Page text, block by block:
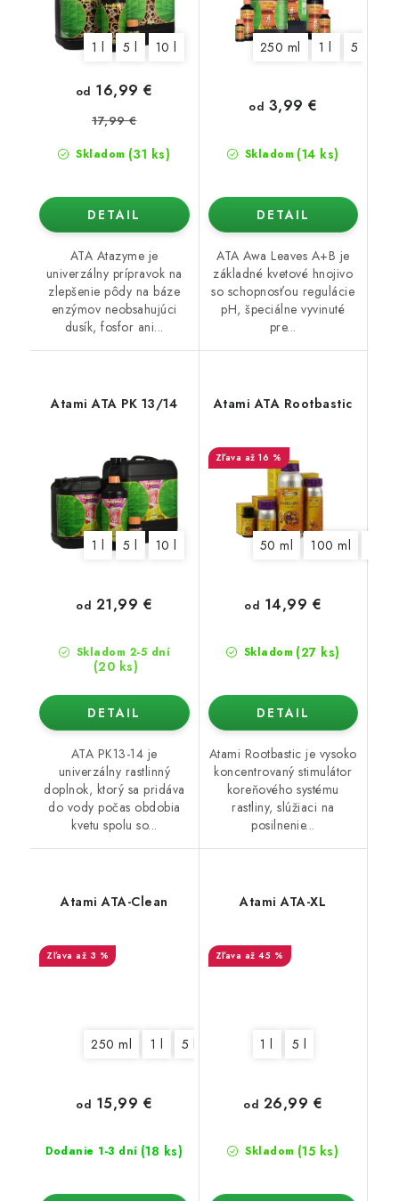
1 l 5 l 10 l
Skladom (31 ks)
od 16,99 €
17,99 €
DETAIL
ATA Atazyme je
univerzálny prípravok na
zlepšenie pôdy na báze
enzýmov neobsahujúci
dusík, fosfor ani...
250 ml 1 l 5 l
Skladom (14 ks)
od 3,99 €
DETAIL
ATA Awa Leaves A+B je
základné kvetové hnojivo
so schopnosťou regulácie
pH, špeciálne vyvinuté
pre...
Atami ATA PK 13/14
1 l 5 l 10 l
Skladom 2-5 dní
(20 ks)
od 21,99 €
DETAIL
ATA PK13-14 je
univerzálny rastlinný
doplnok, ktorý sa pridáva
do vody počas obdobia
kvetu spolu so...
Atami ATA Rootbastic
až 16 %
50 ml 100 ml
Skladom (27 ks)
od 14,99 €
DETAIL
Atami Rootbastic je vysoko
koncentrovaný stimulátor
koreňového systému
rastliny, slúžiaci na
posilnenie...
Atami ATA-Clean
až 3 %
250 ml 1 l 5 l
Dodanie 1-3 dní (18 ks)
od 15,99 €
Atami ATA-XL
až 45 %
1 l 5 l
Skladom (15 ks)
od 26,99 €